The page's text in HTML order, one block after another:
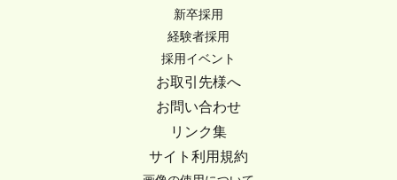
新卒採用
経験者採用
採用イベント
お取引先様へ
お問い合わせ
リンク集
サイト利用規約